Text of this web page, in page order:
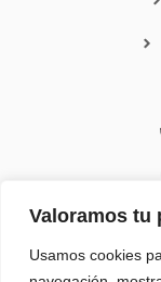
Valoramos tu
Usamos cookies
Av.